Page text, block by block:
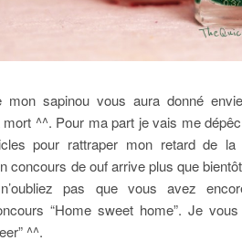
mon sapinou vous aura donné
^^. Pour ma part je vais me
pour rattraper mon retard de
concours de ouf arrive plus que
pas que vous avez
“Home sweet home”. Je
^^.